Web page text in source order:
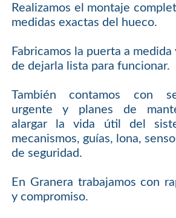
Realizamos el montaje
medidas exactas del hueco.
Fabricamos la puerta a medida
de dejarla lista para funcionar.
También contamos con
urgente y planes de
alargar la vida útil del
mecanismos, guías, lona,
de seguridad.
En Granera trabajamos con
y compromiso.